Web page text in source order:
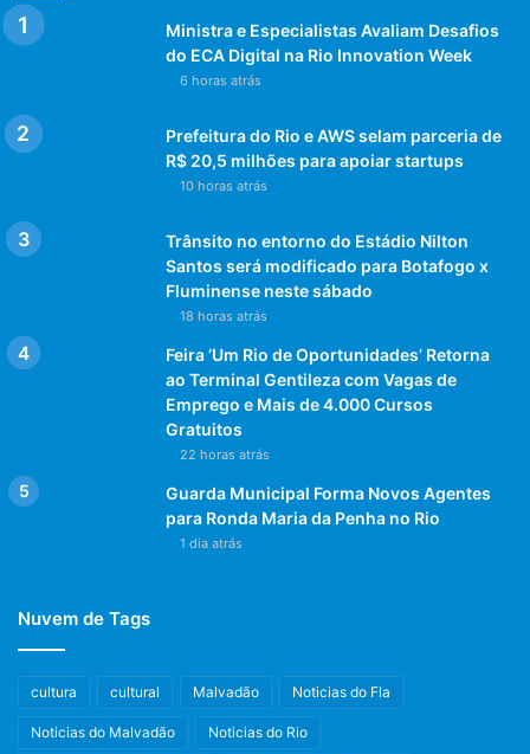
Ministra e Especialistas Avaliam Desafios
do ECA Digital na Rio Innovation Week
6 horas atrás
Prefeitura do Rio e AWS selam parceria de
R$ 20,5 milhões para apoiar startups
10 horas atrás
Trânsito no entorno do Estádio Nilton
Santos será modificado para Botafogo x
Fluminense neste sábado
18 horas atrás
Feira ‘Um Rio de Oportunidades’ Retorna
ao Terminal Gentileza com Vagas de
Emprego e Mais de 4.000 Cursos
Gratuitos
22 horas atrás
Guarda Municipal Forma Novos Agentes
para Ronda Maria da Penha no Rio
1 dia atrás
Nuvem de Tags
cultura cultural Malvadão Noticias do Fla
Noticias do Malvadão Noticias do Rio